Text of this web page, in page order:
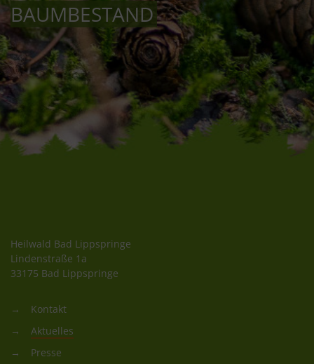
BAUMBESTAND
Heilwald Bad Lippspringe
Lindenstraße 1a
33175 Bad Lippspringe
Kontakt
Aktuelles
Presse